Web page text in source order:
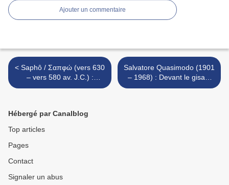
Ajouter un commentaire
< Saphô / Σαπφώ (vers 630
– vers 580 av. J.C.) :
Nocturnes
Salvatore Quasimodo (1901
– 1968) : Devant le gisant
d’Ilaria del Carretto /
Hébergé par Canalblog
Top articles
Pages
Contact
Signaler un abus